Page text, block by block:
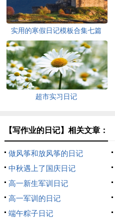
实用的寒假日记模板合集七篇
超市实习日记
【写作业的日记】相关文章：
做风筝和放风筝的日记
中秋遇上了国庆日记
高一新生军训日记
高一军训的日记
端午粽子日记